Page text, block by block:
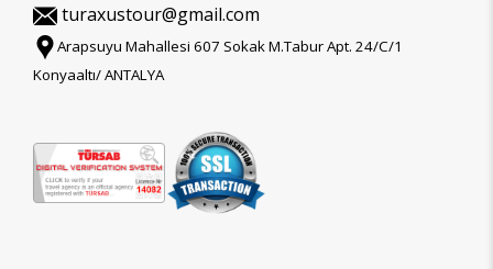
turaxustour@gmail.com
Arapsuyu Mahallesi 607 Sokak M.Tabur Apt. 24/C/1
Konyaaltı/ ANTALYA